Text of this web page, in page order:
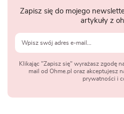
Zapisz się do mojego
artykuły z
Klikając "Zapisz się" wyrażasz zgodę
mail od Ohme.pl oraz akceptujesz
prywatności i